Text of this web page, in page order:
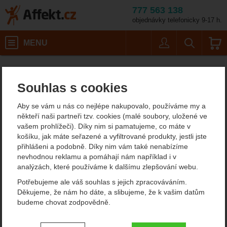
Souhlas s cookies
Aby se vám u nás co nejlépe nakupovalo, používáme my a
někteří naši partneři tzv. cookies (malé soubory, uložené ve
vašem prohlížeči). Díky nim si pamatujeme, co máte v
košíku, jak máte seřazené a vyfiltrované produkty, jestli jste
přihlášeni a podobně. Díky nim vám také nenabízíme
nevhodnou reklamu a pomáhají nám například i v
analýzách, které používáme k dalšímu zlepšování webu.
Potřebujeme ale váš souhlas s jejich zpracováváním.
Děkujeme, že nám ho dáte, a slibujeme, že k vašim datům
budeme chovat zodpovědně.
Nastavení souhlasů s kategoriemi
777 563 138
objednávky telefonicky 9-17 h.
MENU
Barva:
Singing Rock Static 11 mm
statické lano
doporučujeme!
Fotografie